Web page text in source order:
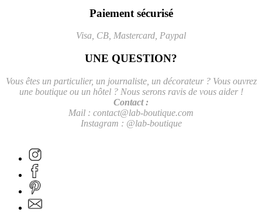
Paiement sécurisé
Visa, CB, Mastercard, Paypal
UNE QUESTION?
Vous êtes un particulier, un journaliste, un décorateur ? Vous ouvrez
une boutique ou un hôtel ? Nous serons ravis de vous aider !
Contact :
Mail : contact@lab-boutique.com
Instagram : @lab-boutique